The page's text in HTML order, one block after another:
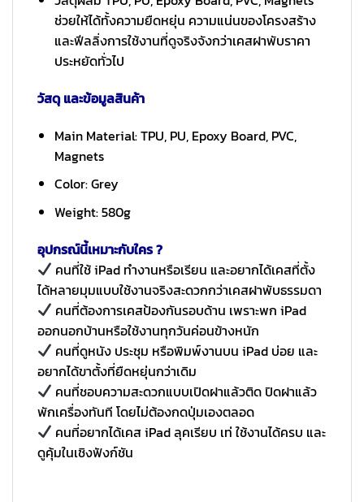
ช่วยให้ได้ทั้งความยืดหยุ่น ความแน่นของโครงสร้าง
และฟีลลิ่งการใช้งานที่ดูจริงจังกว่าเคสฝาพับราคา
ประหยัดทั่วไป
วัสดุ และข้อมูลสินค้า
Main Material: TPU, PU, Epoxy Board, PVC,
Magnets
Color: Grey
Weight: 580g
อุปกรณ์นี้เหมาะกับใคร ?
คนที่ใช้ iPad ทำงานหรือเรียน และอยากได้เคสที่ตั้ง
ได้หลายมุมแบบใช้งานจริงสะดวกกว่าเคสฝาพับธรรมดา
คนที่ต้องการเคสป้องกันรอบด้าน เพราะพก iPad
ออกนอกบ้านหรือใช้งานทุกวันค่อนข้างหนัก
คนที่ดูหนัง ประชุม หรือพิมพ์งานบน iPad บ่อย และ
อยากได้ขาตั้งที่ยืดหยุ่นกว่าเดิม
คนที่ชอบความสะดวกแบบเปิดฝาแล้วติด ปิดฝาแล้ว
พักเครื่องทันที โดยไม่ต้องกดปุ่มเองตลอด
คนที่อยากได้เคส iPad ลุคเรียบ เท่ ใช้งานได้ครบ และ
ดูคุ้มในเชิงฟังก์ชัน